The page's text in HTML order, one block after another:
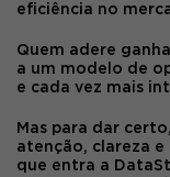
eficiência no
Quem adere
a um modelo de
e cada vez mais
Mas para dar
atenção, clareza e
que entra a